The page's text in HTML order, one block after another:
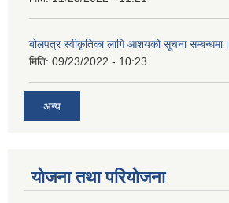
बोलपत्र स्वीकृतिका लागि आशयको सूचना सम्बन्धमा।
मिति: 09/23/2022 - 10:23
अन्य
योजना तथा परियोजना